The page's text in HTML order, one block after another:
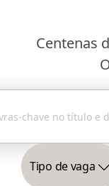
Centenas
Tipo de vaga